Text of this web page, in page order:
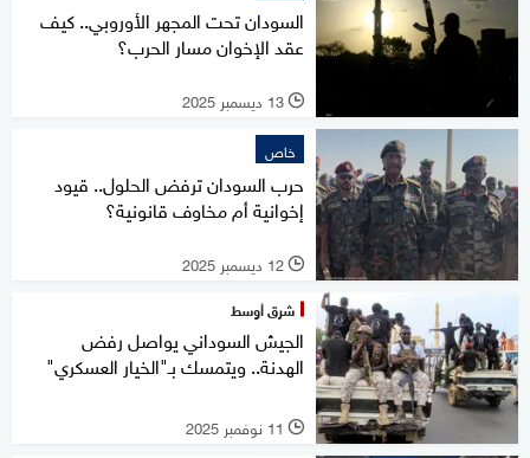
السودان تحت المجهر الأوروبي.. كيف
عقد الإخوان مسار الحرب؟
l 13 ديسمبر 2025
خاص
حرب السودان ترفض الحلول.. قيود
إخوانية أم مخاوف قانونية؟
l 12 ديسمبر 2025
شرق أوسط
الجيش السوداني يواصل رفض
الهدنة.. ويتمسك بـ"الخيار العسكري"
l 11 نوفمبر 2025